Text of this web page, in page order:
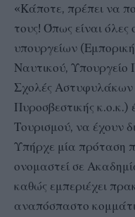
«Κάποτε, πρέπει να
τους! Όπως είναι
υπουργείων
Ναυτικού, Υπουργείο
Σχολές
Πυροσβεστικής κ.ο.κ.)
Τουρισμού, να έχουν
Υπήρχε μία πρόταση
ονομαστεί σε
καθώς εμπεριέχει
αναπόσπαστο